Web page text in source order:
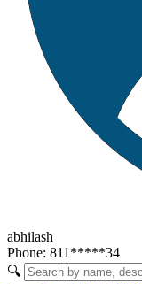
abhilash
Phone: 811*****34
🔍